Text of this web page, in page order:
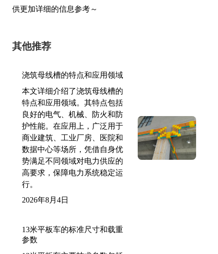
供更加详细的信息参考～
其他推荐
浇筑母线槽的特点和应用领域
本文详细介绍了浇筑母线槽的
特点和应用领域。其特点包括
良好的电气、机械、防火和防
护性能。在应用上，广泛用于
商业建筑、工业厂房、医院和
数据中心等场所，凭借自身优
势满足不同领域对电力供应的
高要求，保障电力系统稳定运
行。
2026年8月4日
13米平板车的标准尺寸和载重
参数